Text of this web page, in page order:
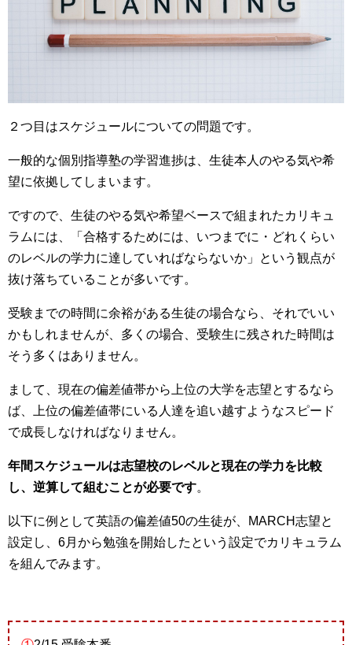
２つ目はスケジュールについての問題です。
一般的な個別指導塾の学習進捗は、生徒本人のやる気や希
望に依拠してしまいます。
ですので、生徒のやる気や希望ベースで組まれたカリキュ
ラムには、「合格するためには、いつまでに・どれくらい
のレベルの学力に達していればならないか」という観点が
抜け落ちていることが多いです。
受験までの時間に余裕がある生徒の場合なら、それでいい
かもしれませんが、多くの場合、受験生に残された時間は
そう多くはありません。
まして、現在の偏差値帯から上位の大学を志望とするなら
ば、上位の偏差値帯にいる人達を追い越すようなスピード
で成長しなければなりません。
年間スケジュールは志望校のレベルと現在の学力を比較
し、逆算して組むことが必要です。
以下に例として英語の偏差値50の生徒が、MARCH志望と
設定し、6月から勉強を開始したという設定でカリキュラム
を組んでみます。